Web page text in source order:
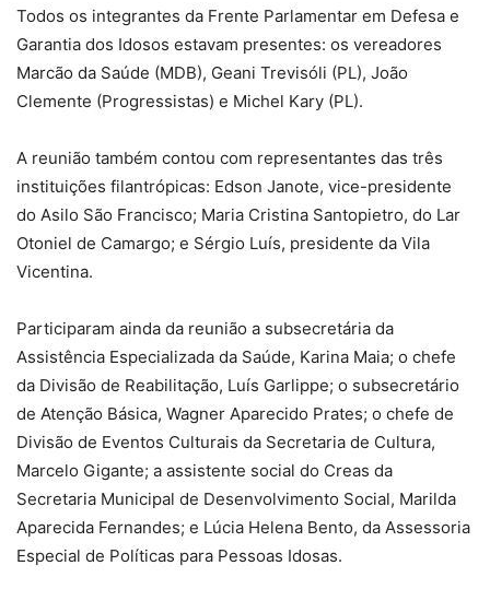
Todos os integrantes da Frente Parlamentar em Defesa e
Garantia dos Idosos estavam presentes: os vereadores
Marcão da Saúde (MDB), Geani Trevisóli (PL), João
Clemente (Progressistas) e Michel Kary (PL).
A reunião também contou com representantes das três
instituições filantrópicas: Edson Janote, vice-presidente
do Asilo São Francisco; Maria Cristina Santopietro, do Lar
Otoniel de Camargo; e Sérgio Luís, presidente da Vila
Vicentina.
Participaram ainda da reunião a subsecretária da
Assistência Especializada da Saúde, Karina Maia; o chefe
da Divisão de Reabilitação, Luís Garlippe; o subsecretário
de Atenção Básica, Wagner Aparecido Prates; o chefe de
Divisão de Eventos Culturais da Secretaria de Cultura,
Marcelo Gigante; a assistente social do Creas da
Secretaria Municipal de Desenvolvimento Social, Marilda
Aparecida Fernandes; e Lúcia Helena Bento, da Assessoria
Especial de Políticas para Pessoas Idosas.